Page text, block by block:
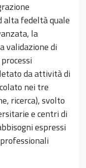
alta fedeltà quale
la
validazione di
da attività di
nei tre
ricerca), svolto
e centri di
espressi